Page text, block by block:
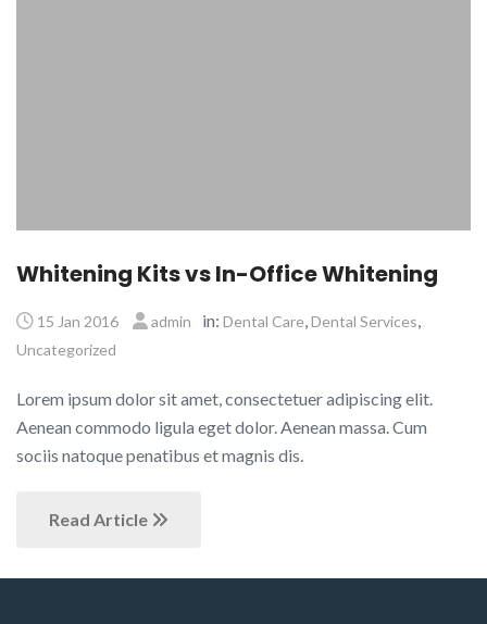
Whitening Kits vs In-Office Whitening
15 Jan 2016 admin in: Dental Care,Dental Services,
Uncategorized
Lorem ipsum dolor sit amet, consectetuer adipiscing elit.
Aenean commodo ligula eget dolor. Aenean massa. Cum
sociis natoque penatibus et magnis dis.
Read Article